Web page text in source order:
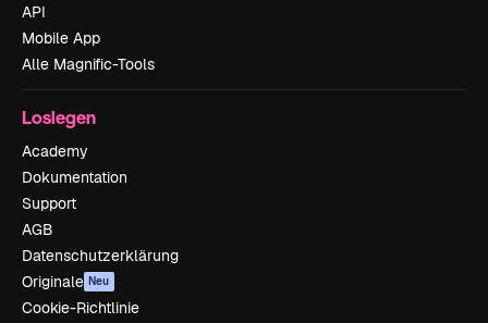
API
Mobile App
Alle Magnific-Tools
Loslegen
Academy
Dokumentation
Support
AGB
Datenschutzerklärung
Originale Neu
Cookie-Richtlinie